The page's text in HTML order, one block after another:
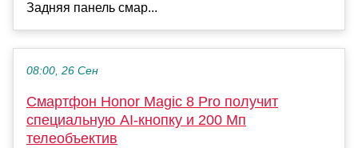
Задняя панель смар...
08:00, 26 Сен
Смартфон Honor Magic 8 Pro получит
специальную AI-кнопку и 200 Мп
телеобъектив